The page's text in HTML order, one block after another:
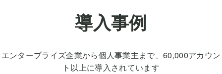
導入事例
エンタープライズ企業から個人事業主まで、60,000アカウン
ト以上に導入されています